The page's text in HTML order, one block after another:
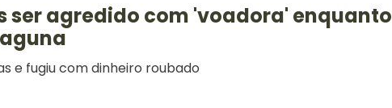
ser agredido com 'voadora' enquanto
e fugiu com dinheiro roubado